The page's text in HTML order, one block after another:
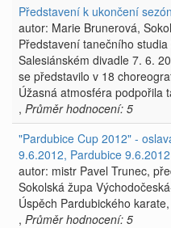
Představení k ukončení
autor: Marie Brunerová,
Představení tanečního
Salesiánském divadle 7. 6.
se představilo v 18
Úžasná atmosféra podpořila
, Průměr hodnocení: 5
"Pardubice Cup 2012" -
9.6.2012, Pardubice 9.6.2012
autor: mistr Pavel Trunec,
Sokolská župa
Úspěch Pardubického
, Průměr hodnocení: 5